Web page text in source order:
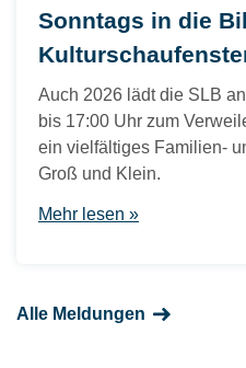
Sonntags in die
Auch 2026 lädt die SLB
bis 17:00 Uhr zum
ein vielfältiges Familien-
Groß und Klein.
Mehr lesen »
Alle Meldungen